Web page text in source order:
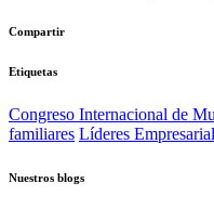
Compartir
Etiquetas
Congreso Internacional de
familiares Líderes
Nuestros blogs